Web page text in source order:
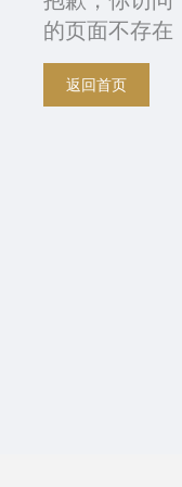
的页面不存在
返回首页